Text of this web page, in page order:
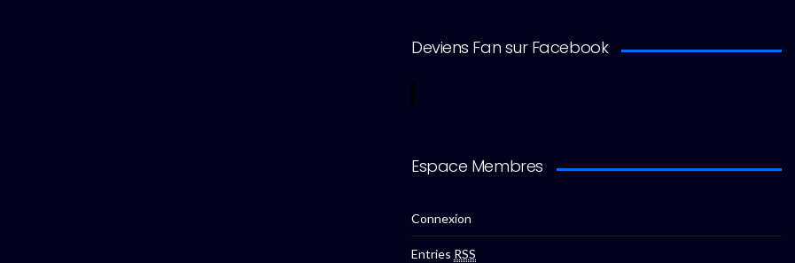
Deviens Fan sur Facebook
Espace Membres
Connexion
Entries RSS